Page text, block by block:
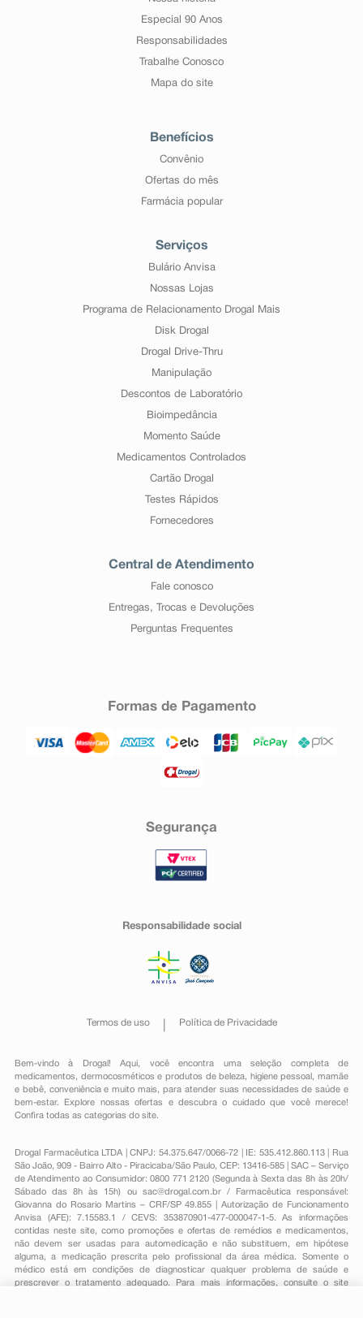
Especial 90 Anos
Responsabilidades
Trabalhe Conosco
Mapa do site
Benefícios
Convênio
Ofertas do mês
Farmácia popular
Serviços
Bulário Anvisa
Nossas Lojas
Programa de Relacionamento Drogal Mais
Disk Drogal
Drogal Drive-Thru
Manipulação
Descontos de Laboratório
Bioimpedância
Momento Saúde
Medicamentos Controlados
Cartão Drogal
Testes Rápidos
Fornecedores
Central de Atendimento
Fale conosco
Entregas, Trocas e Devoluções
Perguntas Frequentes
Formas de Pagamento
Segurança
Responsabilidade social
Termos de uso Política de Privacidade
Bem-vindo à Drogal! Aqui, você encontra uma seleção completa de
medicamentos , dermocosméticos e produtos de beleza, higiene pessoal ,mamãe
e bebê, conveniênciae muito mais, para atender suas necessidades de saúde e
bem-estar. Explore nossas ofertas e descubra o cuidado que você merece!
Confira todas as categorias do site.
Drogal Farmacêutica LTDA | CNPJ: 54.375.647/0066-72 | IE: 535.412.860.113 | Rua
São João, 909 - Bairro Alto - Piracicaba/São Paulo, CEP: 13416-585 | SAC – Serviço
de Atendimento ao Consumidor: 0800 771 2120 (Segunda à Sexta das 8h às 20h/
Sábado das 8h às 15h) ou sac@drogal.com.br/ Farmacêutica responsável:
Giovanna do Rosario Martins – CRF/SP 49.855 | Autorização de Funcionamento
Anvisa (AFE): 7.15583.1 / CEVS: 353870901-477-000047-1-5. As informações
contidas neste site, como promoções e ofertas de remédios e medicamentos,
não devem ser usadas para automedicação e não substituem, em hipótese
alguma, a medicação prescrita pelo profissional da área médica. Somente o
médico está em condições de diagnosticar qualquer problema de saúde e
prescrever o tratamento adequado. Para mais informações, consulte o site